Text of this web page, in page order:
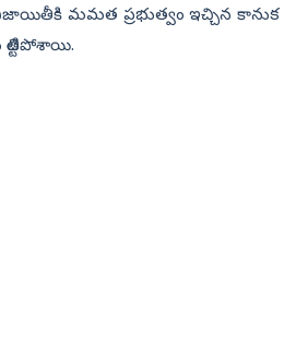
మమత ప్రభుత్వం ఇచ్చిన కానుక